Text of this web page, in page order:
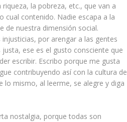
la pobreza, etc., que van a
cual contenido. Nadie escapa a la
de nuestra dimensión social.
por arengar a las gentes
ese es el gusto consciente que
escribir. Escribo porque me gusta
contribuyendo así con la cultura de
lo mismo, al leerme, se alegre y diga
nostalgia, porque todas son